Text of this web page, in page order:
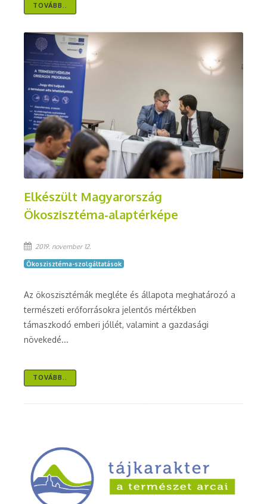
TOVÁBB..
Elkészült Magyarország
Ökoszisztéma-alaptérképe
2019. november 12.
Ökoszisztéma-szolgáltatások
Az ökoszisztémák megléte és állapota meghatározó a
természeti erőforrásokra jelentős mértékben
támaszkodó emberi jóllét, valamint a gazdasági
növekedé...
TOVÁBB..